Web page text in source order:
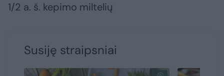
1/2 a. š. kepimo miltelių
Susiję straipsniai